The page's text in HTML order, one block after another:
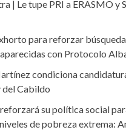
| Le tupe PRI a ERASMO y
para reforzar
con Protocolo
condiciona
del Cabildo
su política social
de pobreza extrema: